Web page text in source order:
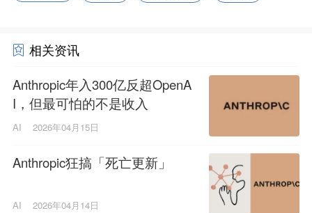
相关资讯
Anthropic年入300亿反超OpenA
I，但最可怕的不是收入
AI 2026年04月15日
Anthropic狂搞「死亡更新」
AI 2026年04月14日